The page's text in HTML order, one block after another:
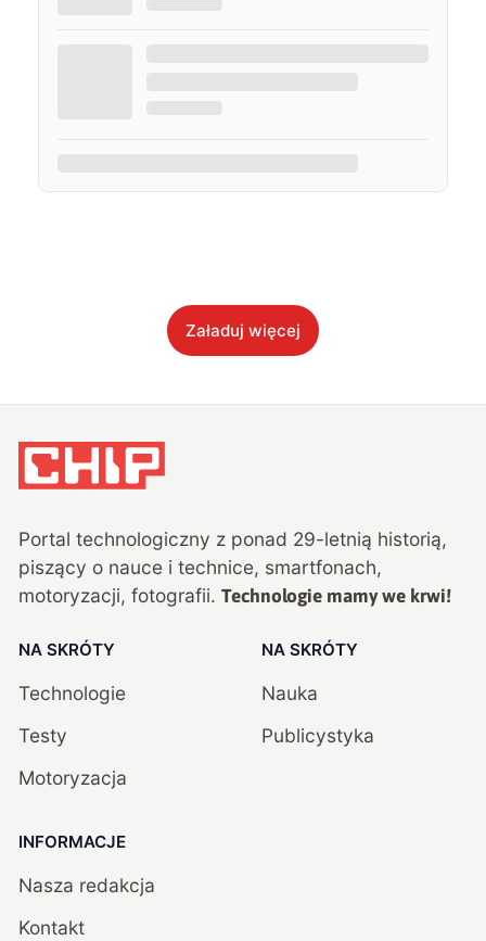
Załaduj więcej
Portal technologiczny z ponad 29-letnią historią,
piszący o nauce i technice, smartfonach,
motoryzacji, fotografii. Technologie mamy we krwi!
NA SKRÓTY
Technologie
Testy
Motoryzacja
NA SKRÓTY
Nauka
Publicystyka
INFORMACJE
Nasza redakcja
Kontakt